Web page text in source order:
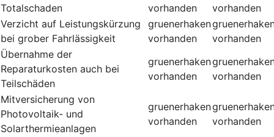
Totalschaden
vorhanden
vorhanden
Verzicht auf Leistungskürzung
bei grober Fahrlässigkeit
gruenerhaken
vorhanden
vorhanden
Übernahme der
Reparaturkosten auch bei
Teilschäden
gruenerhaken
vorhanden
vorhanden
Mitversicherung von
Photovoltaik- und
Solarthermieanlagen
gruenerhaken
vorhanden
vorhanden